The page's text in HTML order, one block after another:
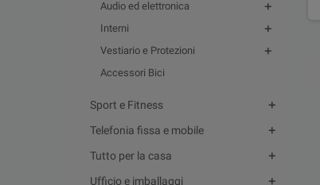
Audio ed elettronica
Interni
Vestiario e Protezioni
Accessori Bici
Sport e Fitness
Telefonia fissa e mobile
Tutto per la casa
Ufficio e imballaggi